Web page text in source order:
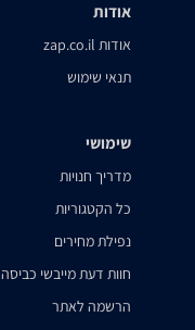
אודות
אודות zap.co.il
תנאי שימוש
שימושי
מדריך חנויות
כל הקטגוריות
נפילת מחירים
חוות דעת מייבשי כביסה
הרשמה לאתר